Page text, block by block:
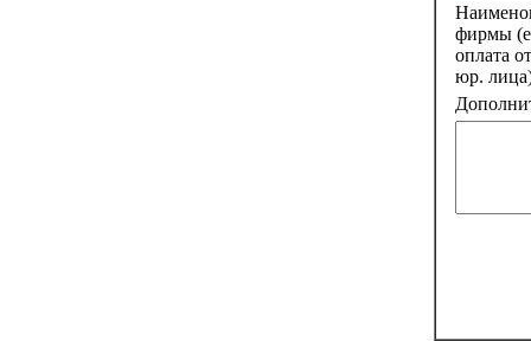
фирмы
оплата
юр.